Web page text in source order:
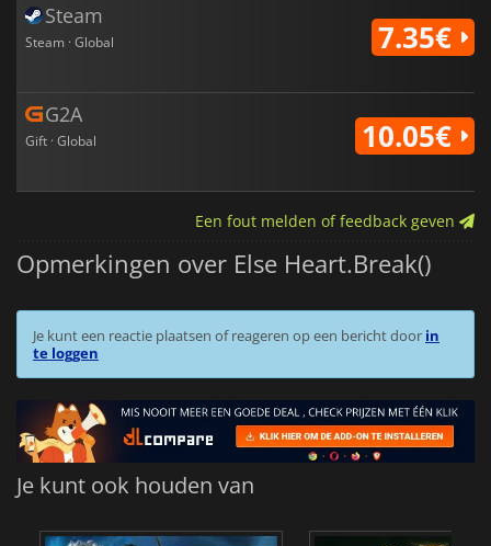
Steam
Steam · Global 7.35€
G2A
Gift · Global 10.05€
Een fout melden of feedback geven
Opmerkingen over Else Heart.Break()
Je kunt een reactie plaatsen of reageren op een bericht door in
te loggen
Je kunt ook houden van